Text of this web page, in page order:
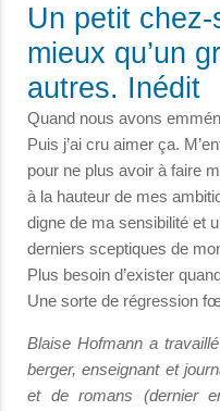
Un petit
mieux qu’un
autres. Inédit
Quand nous avons
Puis j’ai cru aimer ça.
pour ne plus avoir à faire
à la hauteur de mes
digne de ma sensibilité et
derniers sceptiques de
Plus besoin d’exister
Une sorte de régression
Blaise Hofmann a
berger, enseignant et
et de romans (dernier